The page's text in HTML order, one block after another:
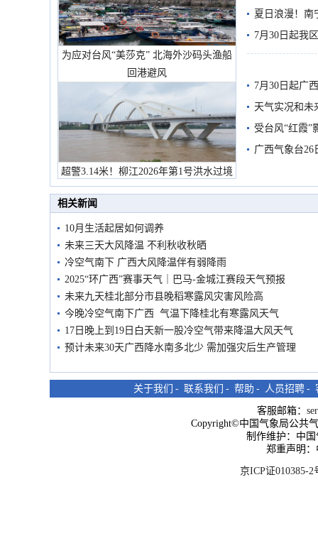
为应对台风“美莎克” 北海外沙码头渔船
回港避风
超警3.14米！柳江2026年第1号洪水过境
市民在堤岸见证汛况
雨
夏日浪漫！南
7月30日起我
7月30日起广
天气实况和未
受台风“红霞”
有较强降雨
广西气象台26
相关新闻
10月生活起居如何调养
未来三天大风降温 不利秋收秋晒
冷空气南下 广西大风降温伴有弱降雨
2025“环广西”赛事天气｜巴马-金城江赛段天气预报
未来九天桂北部分市县晚稻寒露风灾害风险高
今晚冷空气南下广西 气温下降桂北有寒露风天气
17日晚上到19日白天新一股冷空气带来降温大风天气
预计未来30天广西降水南多北少 需加强灾后生产管理
关于我们 - 联系我们 - 帮助 - 人员招聘 -
客服邮箱：
Copyright©中国气象局公共
制作维护：中
郑重声明
京ICP证010385-2